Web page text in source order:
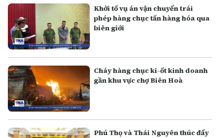
Khởi tố vụ án vận chuyển trái
phép hàng chục tấn hàng hóa qua
biên giới
Cháy hàng chục ki-ốt kinh doanh
gần khu vực chợ Biên Hoà
Phú Thọ và Thái Nguyên thúc đẩy